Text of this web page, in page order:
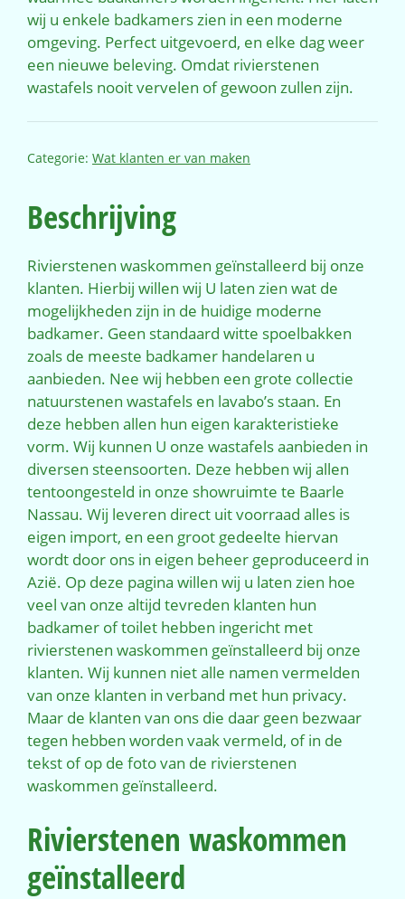
wij u enkele badkamers zien in een moderne
omgeving. Perfect uitgevoerd, en elke dag weer
een nieuwe beleving. Omdat rivierstenen
wastafels nooit vervelen of gewoon zullen zijn.
Categorie: Wat klanten er van maken
Beschrijving
Rivierstenen waskommen geïnstalleerd bij onze
klanten. Hierbij willen wij U laten zien wat de
mogelijkheden zijn in de huidige moderne
badkamer. Geen standaard witte spoelbakken
zoals de meeste badkamer handelaren u
aanbieden. Nee wij hebben een grote collectie
natuurstenen wastafels en lavabo’s staan. En
deze hebben allen hun eigen karakteristieke
vorm. Wij kunnen U onze wastafels aanbieden in
diversen steensoorten. Deze hebben wij allen
tentoongesteld in onze showruimte te Baarle
Nassau. Wij leveren direct uit voorraad alles is
eigen import, en een groot gedeelte hiervan
wordt door ons in eigen beheer geproduceerd in
Azië. Op deze pagina willen wij u laten zien hoe
veel van onze altijd tevreden klanten hun
badkamer of toilet hebben ingericht met
rivierstenen waskommen geïnstalleerd bij onze
klanten. Wij kunnen niet alle namen vermelden
van onze klanten in verband met hun privacy.
Maar de klanten van ons die daar geen bezwaar
tegen hebben worden vaak vermeld, of in de
tekst of op de foto van de rivierstenen
waskommen geïnstalleerd.
Rivierstenen waskommen
geïnstalleerd